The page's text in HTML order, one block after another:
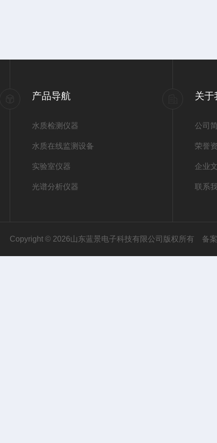
产品导航
水质检测仪器
水质在线监测设备
实验室仪器
光谱分析仪器
关于
公司
荣誉
企业
联系
Copyright © 2026山东蓝景电子科技有限公司版权所有 备